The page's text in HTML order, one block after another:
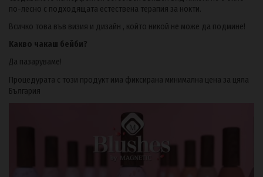
по-лесно с подходящата естествена терапия за нокти.
Всичко това във визия и дизайн , който никой не може да подмине!
Kакво чакаш бейби?
Да пазаруваме!
Процедурата с този продукт има фиксирана минимална цена за цяла
България